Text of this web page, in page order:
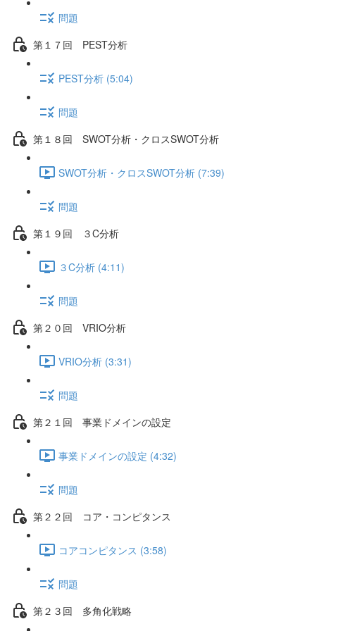
問題
第１７回 PEST分析
PEST分析 (5:04)
問題
第１８回 SWOT分析・クロスSWOT分析
SWOT分析・クロスSWOT分析 (7:39)
問題
第１９回 ３C分析
３C分析 (4:11)
問題
第２０回 VRIO分析
VRIO分析 (3:31)
問題
第２１回 事業ドメインの設定
事業ドメインの設定 (4:32)
問題
第２２回 コア・コンピタンス
コアコンピタンス (3:58)
問題
第２３回 多角化戦略